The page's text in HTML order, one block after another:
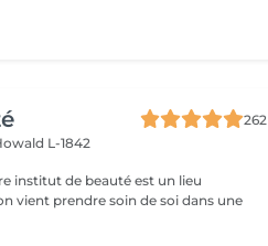
262
L-1842
institut de beauté est un lieu
vient prendre soin de soi dans une